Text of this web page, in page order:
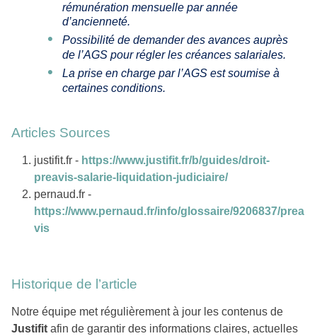
rémunération mensuelle par année
d’ancienneté.
Possibilité de demander des avances auprès
de l’AGS pour régler les créances salariales.
La prise en charge par l’AGS est soumise à
certaines conditions.
Articles Sources
justifit.fr - https://www.justifit.fr/b/guides/droit-
preavis-salarie-liquidation-judiciaire/
pernaud.fr -
https://www.pernaud.fr/info/glossaire/9206837/prea
vis
Historique de l’article
Notre équipe met régulièrement à jour les contenus de
Justifit afin de garantir des informations claires, actuelles